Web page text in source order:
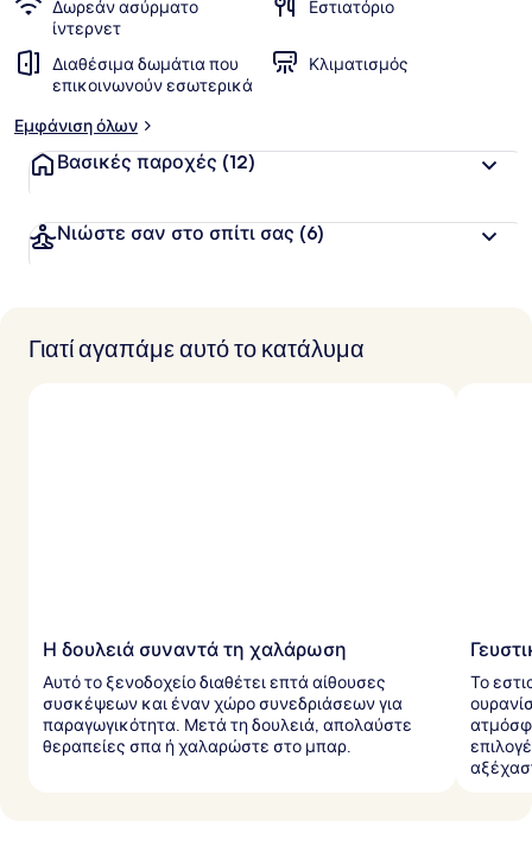
Δωρεάν ασύρματο
ίντερνετ
Εστιατόριο
Διαθέσιμα δωμάτια που
επικοινωνούν εσωτερικά
Κλιματισμός
Εμφάνιση όλων
Βασικές παροχές (12)
Νιώστε σαν στο σπίτι σας (6)
Γιατί αγαπάμε αυτό το κατάλυμα
Η δουλειά συναντά τη χαλάρωση
Αυτό το ξενοδοχείο διαθέτει επτά αίθουσες
συσκέψεων και έναν χώρο συνεδριάσεων για
παραγωγικότητα. Μετά τη δουλειά, απολαύστε
θεραπείες σπα ή χαλαρώστε στο μπαρ.
Το